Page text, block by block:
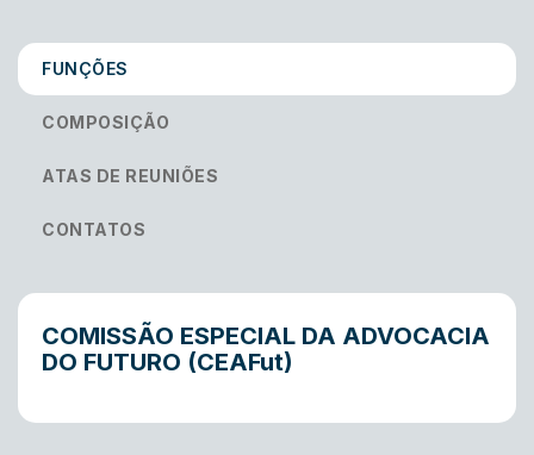
FUNÇÕES
COMPOSIÇÃO
ATAS DE REUNIÕES
CONTATOS
COMISSÃO ESPECIAL DA ADVOCACIA
DO FUTURO (CEAFut)